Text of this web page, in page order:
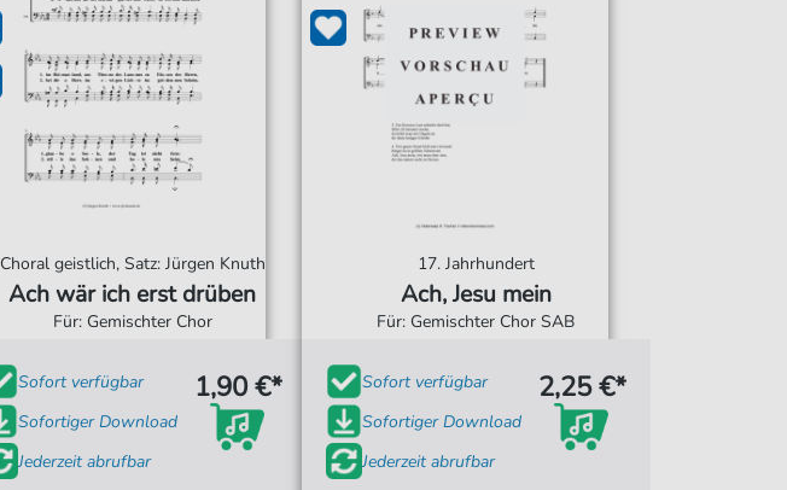
Choral geistlich, Satz: Jürgen Knuth
Ach wär ich erst drüben
Für: Gemischter Chor
Sofort verfügbar
Sofortiger Download
Jederzeit abrufbar
1,90 €*
17. Jahrhundert
Ach, Jesu mein
Für: Gemischter Chor SAB
Sofort verfügbar
Sofortiger Download
Jederzeit abrufbar
2,25 €*